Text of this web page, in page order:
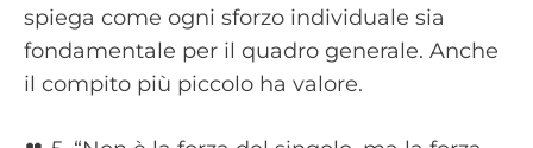
spiega come ogni sforzo individuale sia
fondamentale per il quadro generale. Anche
il compito più piccolo ha valore.